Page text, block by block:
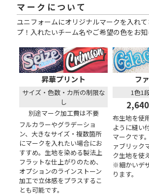
マークについて
ユニフォームにオリジナルマークを入れ
プ！入れたいチーム名やご希望の色をお知
昇華プリント
サイズ・色数・カ所の制限な
し
別途マーク加工費は不要
フルカラーやグラデーショ
ン、大きなサイズ・複数箇所
にマークを入れたい場合にお
すすめ。生地を染める製法上
フラットな仕上がりのため、
オプションのラインストーン
加工で立体感をプラスするこ
とも可能です。
フ
1色1
2,640
布生地を使
ように縫い
マークです
ァブリック
ク生地を使
※細かいデ
ります。